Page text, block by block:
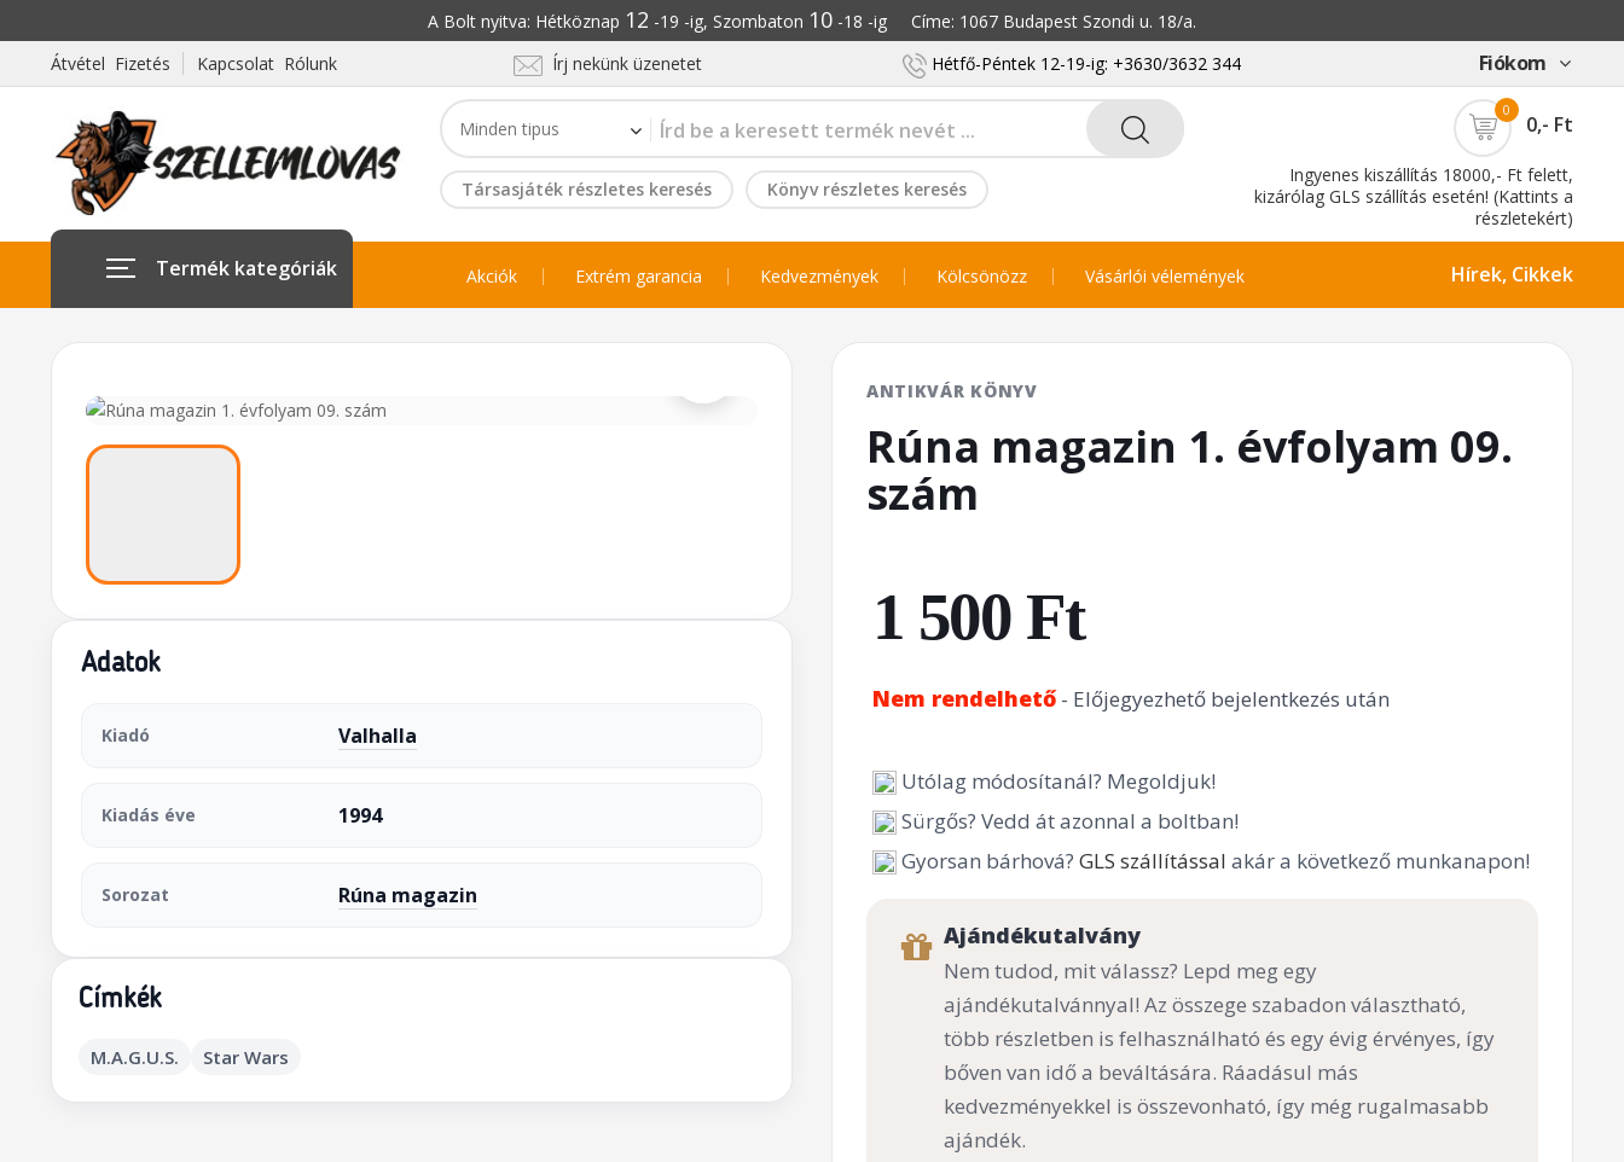
A Bolt nyitva: Hétköznap 12 -19 -ig, Szombaton 10-18 -ig Címe: 1067 Budapest Szondi u. 18/a.
Átvétel Fizetés
Kapcsolat Rólunk Írj nekünk üzenetet Hétfő-Péntek 12-19-ig: +3630/3632 344 Fiókom
Társasjáték részletes keresés Könyv részletes keresés
0
0,- Ft
Ingyenes kiszállítás 18000,- Ft felett,
kizárólag GLS szállítás esetén! (Kattints a
részletekért)
Termék kategóriák Akciók Extrém garancia Kedvezmények Kölcsönözz Vásárlói vélemények Hírek, Cikkek
Adatok
Kiadó Valhalla
Kiadás éve 1994
Sorozat Rúna magazin
Címkék
M.A.G.U.S. Star Wars
ANTIKVÁR KÖNYV
Rúna magazin 1. évfolyam 09.
szám
1 500 Ft
Nem rendelhető- Előjegyezhető bejelentkezés után
Utólag módosítanál? Megoldjuk!
Sürgős? Vedd át azonnal a boltban!
Gyorsan bárhová? GLS szállítással akár a következő munkanapon!
Ajándékutalvány
Nem tudod, mit válassz? Lepd meg egy
ajándékutalvánnyal! Az összege szabadon választható,
több részletben is felhasználható és egy évig érvényes, így
bőven van idő a beváltására. Ráadásul más
kedvezményekkel is összevonható, így még rugalmasabb
ajándék.